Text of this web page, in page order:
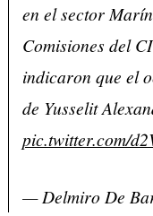
en el sector
Comisiones del
indicaron que el
de Yusselit
pic.twitter.com/
— Delmiro De